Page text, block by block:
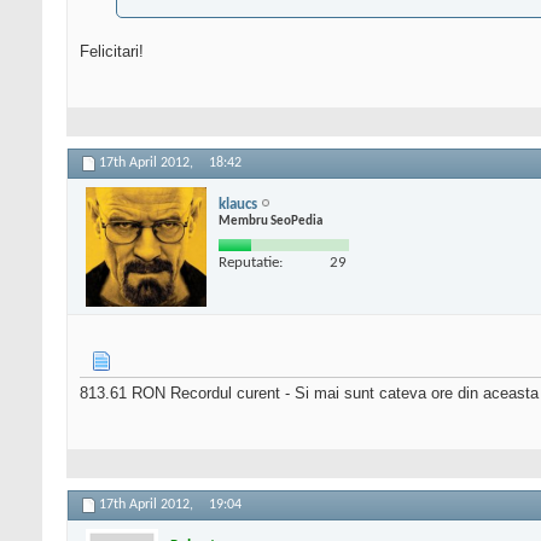
Felicitari!
17th April 2012, 18:42
klaucs
Membru SeoPedia
Reputatie: 29
813.61 RON Recordul curent - Si mai sunt cateva ore din
17th April 2012, 19:04